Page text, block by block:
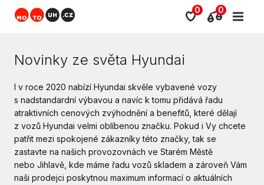
0 0
Novinky ze světa Hyundai
I v roce 2020 nabízí Hyundai skvěle vybavené vozy
s nadstandardní výbavou a navíc k tomu přidává řadu
atraktivních cenových zvýhodnění a benefitů, které dělají
z vozů Hyundai velmi oblíbenou značku. Pokud i Vy chcete
patřit mezi spokojené zákazníky této značky, tak se
zastavte na našich provozovnách ve Starém Městě
nebo Jihlavě, kde máme řadu vozů skladem a zároveň Vám
naši prodejci poskytnou maximum informací o aktuálních